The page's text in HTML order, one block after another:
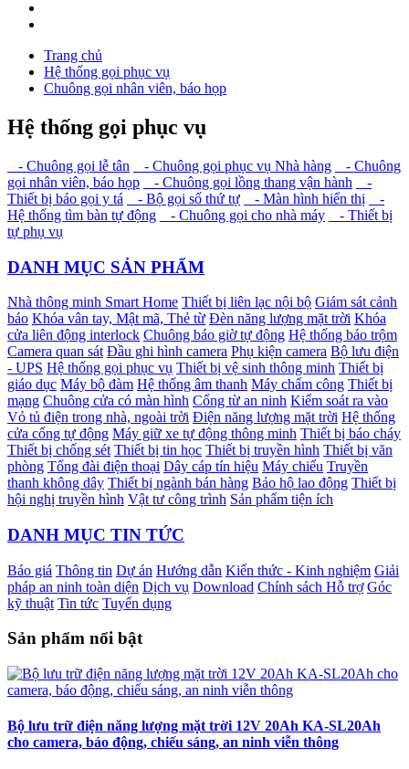
Trang chủ
Hệ thống gọi phục vụ
Chuông gọi nhân viên, báo họp
Hệ thống gọi phục vụ
- Chuông gọi lễ tân - Chuông gọi phục vụ Nhà hàng
- Chuông
gọi nhân viên, báo họp
- Chuông gọi lồng thang vận hành
-
Thiết bị báo gọi y tá
- Bộ gọi số thứ tự - Màn hình hiển thị
-
Hệ thống tìm bàn tự động
- Chuông gọi cho nhà máy
- Thiết bị
tự phụ vụ
DANH MỤC SẢN PHẨM
Nhà thông minh Smart Home Thiết bị liên lạc nội bộ Giám sát cảnh
báo Khóa vân tay, Mật mã, Thẻ từ Đèn năng lượng mặt trời Khóa
cửa liên động interlock Chuông báo giờ tự động Hệ thống báo trộm
Camera quan sát Đầu ghi hình camera Phụ kiện camera Bộ lưu điện
- UPS Hệ thống gọi phục vụ Thiết bị vệ sinh thông minh Thiết bị
giáo dục Máy bộ đàm Hệ thống âm thanh Máy chấm công Thiết bị
mạng Chuông cửa có màn hình Cổng từ an ninh Kiểm soát ra vào
Vỏ tủ điện trong nhà, ngoài trời Điện năng lượng mặt trời Hệ thống
cửa cổng tự động Máy giữ xe tự động thông minh Thiết bị báo cháy
Thiết bị chống sét Thiết bị tin học Thiết bị truyền hình Thiết bị văn
phòng Tổng đài điện thoại Dây cáp tín hiệu Máy chiếu Truyền
thanh không dây Thiết bị ngành bán hàng Bảo hộ lao động Thiết bị
hội nghị truyền hình Vật tư công trình Sản phẩm tiện ích
DANH MỤC TIN TỨC
Báo giá Thông tin Dự án Hướng dẫn Kiến thức - Kinh nghiệm Giải
pháp an ninh toàn diện Dịch vụ Download Chính sách Hỗ trợ Góc
kỹ thuật Tin tức Tuyển dụng
Sản phẩm nổi bật
Bộ lưu trữ điện năng lượng mặt trời 12V 20Ah KA-SL20Ah
cho camera, báo động, chiếu sáng, an ninh viễn thông